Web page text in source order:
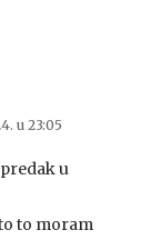
u 23:05
u
to moram